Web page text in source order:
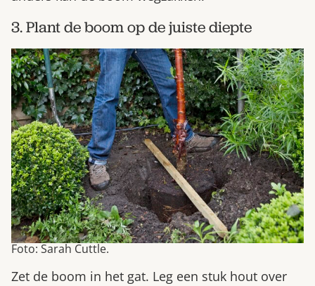
3. Plant de boom op de juiste diepte
Foto: Sarah Cuttle.
Zet de boom in het gat. Leg een stuk hout over